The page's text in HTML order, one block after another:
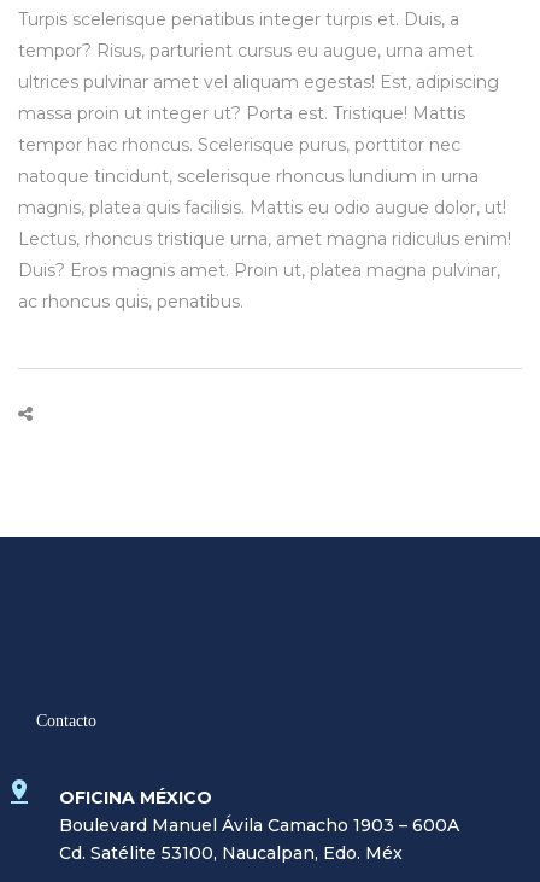
Turpis scelerisque penatibus integer turpis et. Duis, a
tempor? Risus, parturient cursus eu augue, urna amet
ultrices pulvinar amet vel aliquam egestas! Est, adipiscing
massa proin ut integer ut? Porta est. Tristique! Mattis
tempor hac rhoncus. Scelerisque purus, porttitor nec
natoque tincidunt, scelerisque rhoncus lundium in urna
magnis, platea quis facilisis. Mattis eu odio augue dolor, ut!
Lectus, rhoncus tristique urna, amet magna ridiculus enim!
Duis? Eros magnis amet. Proin ut, platea magna pulvinar,
ac rhoncus quis, penatibus.
Contacto
OFICINA MÉXICO
Boulevard Manuel Ávila Camacho 1903 – 600A
Cd. Satélite 53100, Naucalpan, Edo. Méx